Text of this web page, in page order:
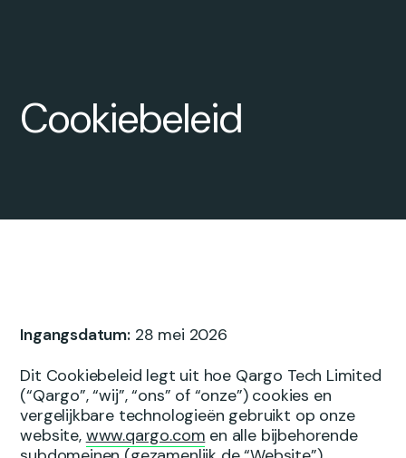
Cookiebeleid
Ingangsdatum:28 mei 2026
Dit Cookiebeleid legt uit hoe Qargo Tech Limited
(“Qargo”, “wij”, “ons” of “onze”) cookies en
vergelijkbare technologieën gebruikt op onze
website, www.qargo.com en alle bijbehorende